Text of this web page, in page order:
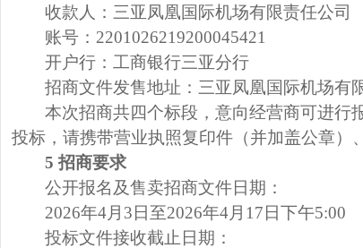
收款人：三亚凤凰国际机场有限责任公司
账号：2201026219200045421
开户行：工商银行三亚分行
招商文件发售地址：三亚凤凰国际机场有
本次招商共四个标段，意向经营商可进行
投标，请携带营业执照复印件（并加盖公章）
5 招商要求
公开报名及售卖招商文件日期：
2026年4月3日至2026年4月17日下午5:00
投标文件接收截止日期：